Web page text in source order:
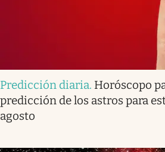
Predicción diaria. Horóscopo
predicción de los astros para
agosto